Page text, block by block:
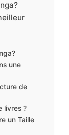
une
de
livres ?
un Taille